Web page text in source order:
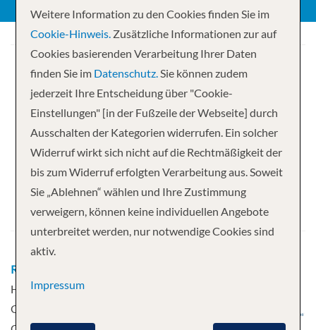
Ihre Kreuzfahrt
11 NächteCelebrity Silhouette
17.09.2026
Route
Halifax, Nova Scotia - Sydney, Neuschottland -
Quebec City, Quebec - Quebec City, Quebec -
Weitere Information zu den Cookies finden Sie im
Cookie-Hinweis. Zusätzliche Informationen zur auf
Cookies basierenden Verarbeitung Ihrer Daten
finden Sie im Datenschutz.Sie können zudem
jederzeit Ihre Entscheidung über "Cookie-
Einstellungen" [in der Fußzeile der Webseite] durch
Ausschalten der Kategorien widerrufen. Ein solcher
Widerruf wirkt sich nicht auf die Rechtmäßigkeit der
bis zum Widerruf erfolgten Verarbeitung aus. Soweit
Sie „Ablehnen“ wählen und Ihre Zustimmung
verweigern, können keine individuellen Angebote
unterbreitet werden, nur notwendige Cookies sind
aktiv.
Impressum